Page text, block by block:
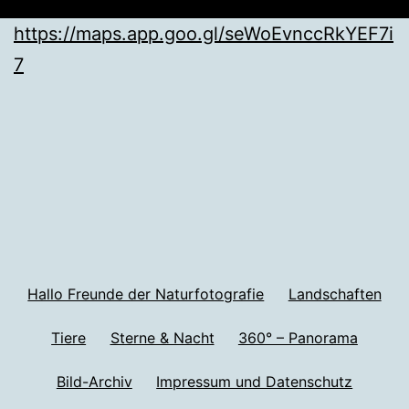
https://maps.app.goo.gl/seWoEvnccRkYEF7i
7
Hallo Freunde der Naturfotografie Landschaften
Tiere Sterne & Nacht 360° – Panorama
Bild-Archiv Impressum und Datenschutz